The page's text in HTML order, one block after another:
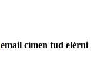
email címen tud elérni